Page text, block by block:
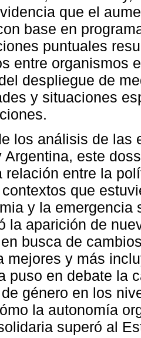
que el
base en
puntuales
entre organismos
despliegue de
y situaciones
los análisis de las
Argentina, este
relación entre la
que
y la emergencia
la aparición de
busca de
mejores y más
puso en debate la
género en los
la autonomía
superó al